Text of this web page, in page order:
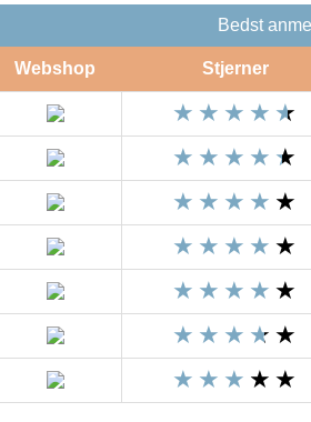
Bedst
Webshop Stjerner